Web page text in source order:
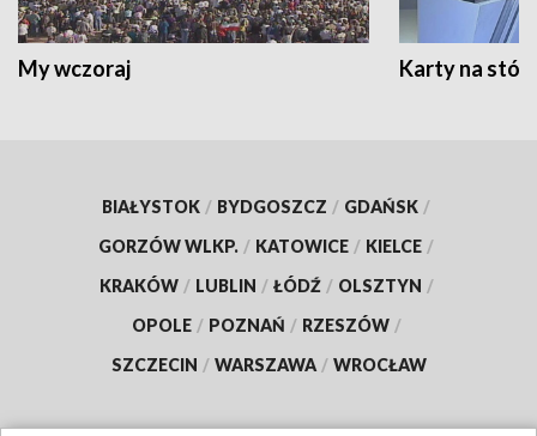
My wczoraj Karty na
BIAŁYSTOK / BYDGOSZCZ / GDAŃSK /
GORZÓW WLKP. / KATOWICE / KIELCE /
KRAKÓW / LUBLIN / ŁÓDŹ / OLSZTYN /
OPOLE / POZNAŃ / RZESZÓW /
SZCZECIN / WARSZAWA / WROCŁAW